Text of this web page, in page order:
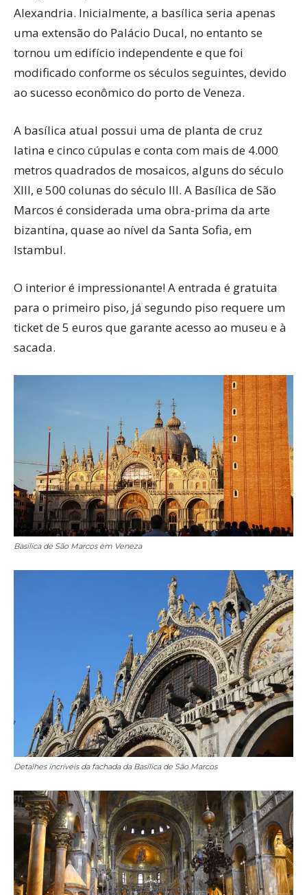
Alexandria. Inicialmente, a basílica seria apenas
uma extensão do Palácio Ducal, no entanto se
tornou um edifício independente e que foi
modificado conforme os séculos seguintes, devido
ao sucesso econômico do porto de Veneza.
A basílica atual possui uma de planta de cruz
latina e cinco cúpulas e conta com mais de 4.000
metros quadrados de mosaicos, alguns do século
XIII, e 500 colunas do século III. A Basílica de São
Marcos é considerada uma obra-prima da arte
bizantina, quase ao nível da Santa Sofia, em
Istambul.
O interior é impressionante! A entrada é gratuita
para o primeiro piso, já segundo piso requere um
ticket de 5 euros que garante acesso ao museu e à
sacada.
Basílica de São Marcos em Veneza
Detalhes incríveis da fachada da Basílica de São Marcos